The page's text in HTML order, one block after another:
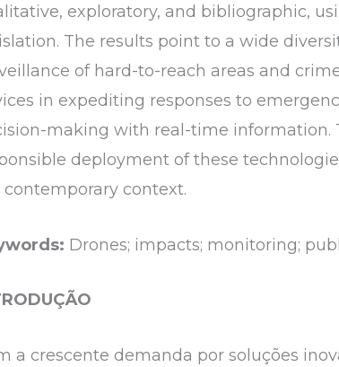
exploratory, and bibliographic,
The results point to a wide
of hard-to-reach areas and
in expediting responses to
making with real-time information.
deployment of these
context.
Drones; impacts; monitoring;
a crescente demanda por soluções